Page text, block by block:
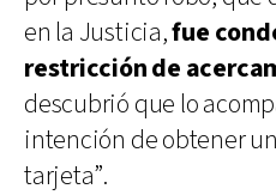
en la Justicia,fue
restricción de
descubrió que lo
intención de obtener
tarjeta”.